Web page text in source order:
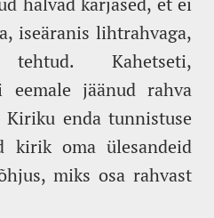
iseäranis lihtrahvaga,
Kahetseti,
jäänud rahva
Kiriku enda tunnistuse
kirik oma ülesandeid
miks osa rahvast